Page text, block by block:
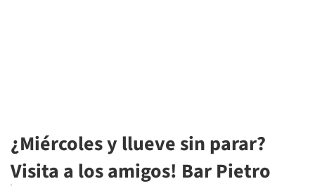
¿Miércoles y llueve sin parar?
Visita a los amigos! Bar Pietro